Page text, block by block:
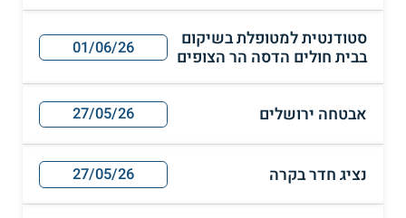
סטודנטית למטופלת בשיקום
בבית חולים הדסה הר הצופים
01/06/26
אבטחה ירושלים 27/05/26
נציג חדר בקרה 27/05/26